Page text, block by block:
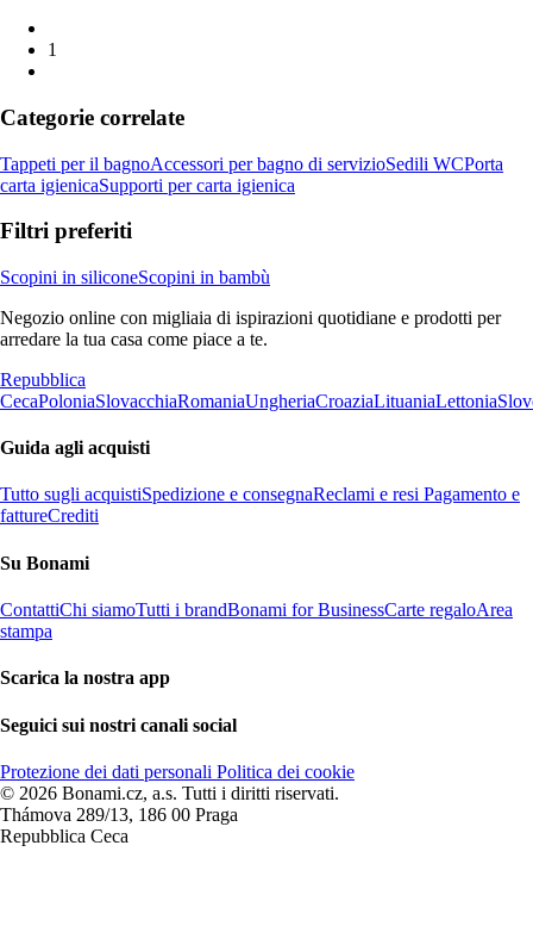
1
Categorie correlate
Tappeti per il bagnoAccessori per bagno di servizioSedili WCPorta
carta igienicaSupporti per carta igienica
Filtri preferiti
Scopini in siliconeScopini in bambù
Negozio online con migliaia di ispirazioni quotidiane e prodotti per
arredare la tua casa come piace a te.
Repubblica
CecaPoloniaSlovacchiaRomaniaUngheriaCroaziaLituaniaLettonia
Guida agli acquisti
Tutto sugli acquistiSpedizione e consegnaReclami e resi Pagamento e
fattureCrediti
Su Bonami
ContattiChi siamoTutti i brandBonami for BusinessCarte regaloArea
stampa
Scarica la nostra app
Seguici sui nostri canali social
Protezione dei dati personali Politica dei cookie
© 2026 Bonami.cz, a.s. Tutti i diritti riservati.
Thámova 289/13, 186 00 Praga
Repubblica Ceca